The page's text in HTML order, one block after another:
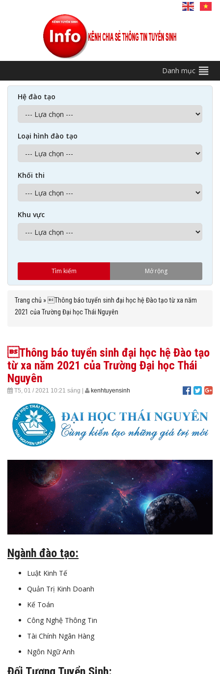
Danh mục
Hệ đào tạo
Loại hình đào tạo
Khối thi
Khu vực
Trang chủ »Thông báo tuyển sinh đại học hệ Đào tạo từ xa năm
2021 của Trường Đại học Thái Nguyên
Thông báo tuyển sinh đại học hệ Đào tạo
từ xa năm 2021 của Trường Đại học Thái
Nguyên
T5, 01 / 2021 10:21 sáng kenhtuyensinh
Ngành đào tạo:
Luật Kinh Tế
Quản Trị Kinh Doanh
Kế Toán
Công Nghệ Thông Tin
Tài Chính Ngân Hàng
Ngôn Ngữ Anh